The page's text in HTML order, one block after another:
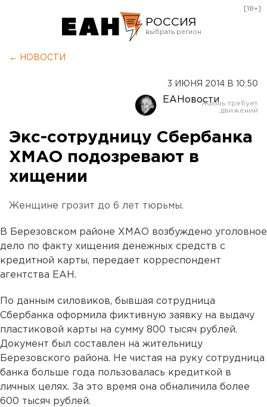
РОССИЯ
Оренбург
[18+]
← НОВОСТИ
3 ИЮНЯ 2014 В 10:50
ЕАНовости
Экс-сотрудницу Сбербанка
ХМАО подозревают в
хищении
Женщине грозит до 6 лет тюрьмы.
В Березовском районе ХМАО возбуждено уголовное
дело по факту хищения денежных средств с
кредитной карты, передает корреспондент
агентства ЕАН.
По данным силовиков, бывшая сотрудница
Сбербанка оформила фиктивную заявку на выдачу
пластиковой карты на сумму 800 тысяч рублей.
Документ был составлен на жительницу
Березовского района. Не чистая на руку сотрудница
банка больше года пользовалась кредиткой в
личных целях. За это время она обналичила более
600 тысяч рублей.